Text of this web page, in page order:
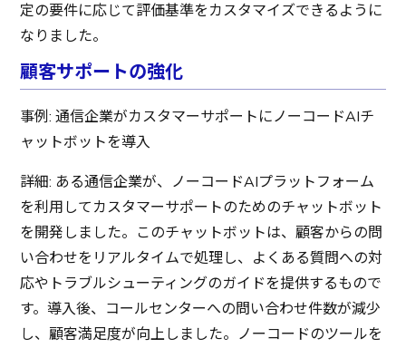
定の要件に応じて評価基準をカスタマイズできるように
なりました。
顧客サポートの強化
事例: 通信企業がカスタマーサポートにノーコードAIチ
ャットボットを導入
詳細: ある通信企業が、ノーコードAIプラットフォーム
を利用してカスタマーサポートのためのチャットボット
を開発しました。このチャットボットは、顧客からの問
い合わせをリアルタイムで処理し、よくある質問への対
応やトラブルシューティングのガイドを提供するもので
す。導入後、コールセンターへの問い合わせ件数が減少
し、顧客満足度が向上しました。ノーコードのツールを